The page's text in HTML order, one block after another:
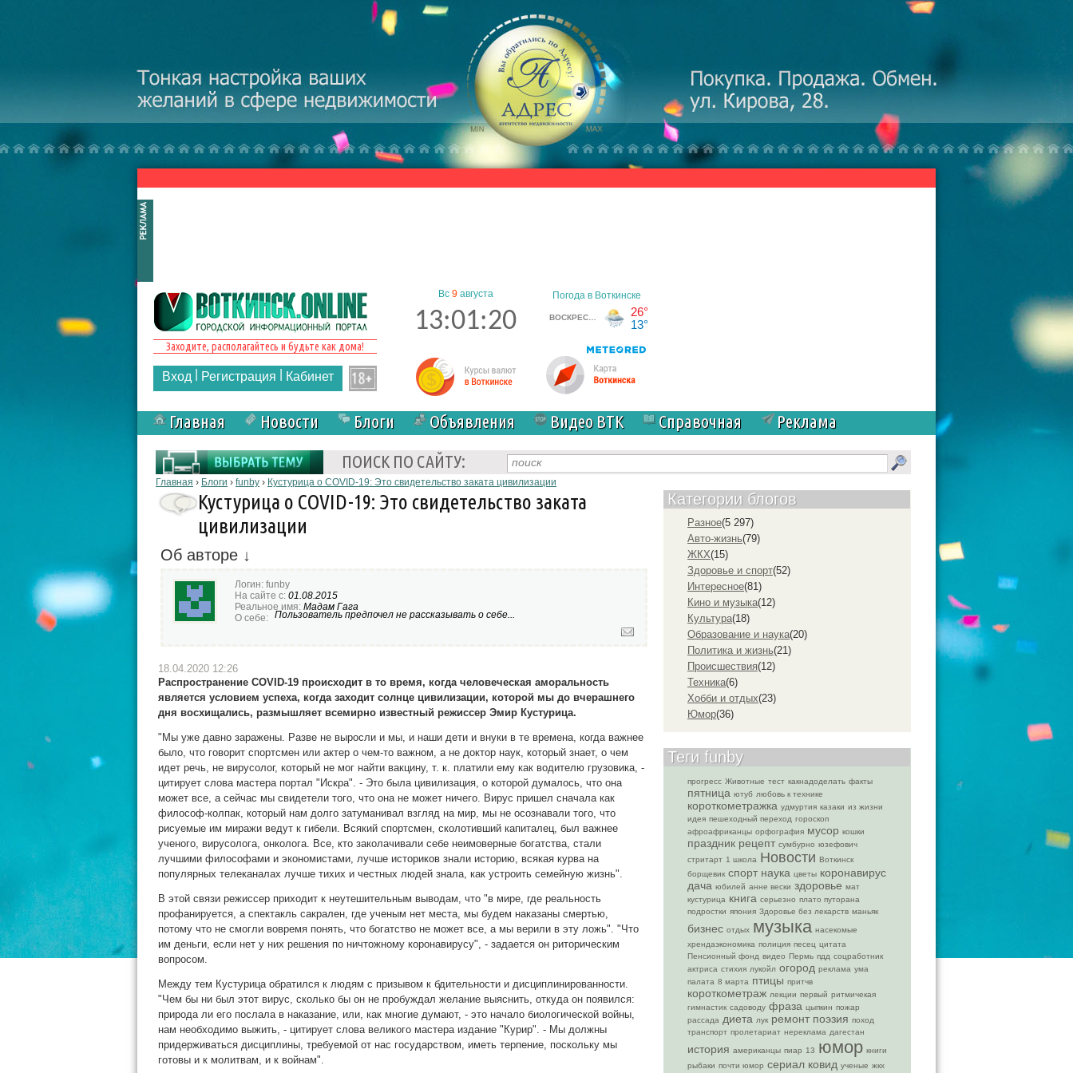
Заходите, располагайтесь и будьте как дома!
Вход Регистрация Кабинет
Вс 9августа
13:01:21
Главная Новости Блоги Объявления Видео ВТК Справочная
Реклама
ПОИСК ПО САЙТУ:
Форма поиска
Вы здесь
Главная › Блоги › funby › Кустурица о COVID-19: Это свидетельство заката цивилизации
Кустурица о COVID-19: Это свидетельство заката
цивилизации
Об авторе ↓
Логин: funby
На сайте с: 01.08.2015
Реальное имя: Мадам Гага
О себе: Пользователь предпочел не рассказывать о себе...
18.04.2020 12:26
Распространение COVID-19 происходит в то время, когда человеческая аморальность
является условием успеха, когда заходит солнце цивилизации, которой мы до вчерашнего
дня восхищались, размышляет всемирно известный режиссер Эмир Кустурица.
"Мы уже давно заражены. Разве не выросли и мы, и наши дети и внуки в те времена, когда важнее
было, что говорит спортсмен или актер о чем-то важном, а не доктор наук, который знает, о чем
идет речь, не вирусолог, который не мог найти вакцину, т. к. платили ему как водителю грузовика, -
цитирует слова мастера портал "Искра". - Это была цивилизация, о которой думалось, что она
может все, а сейчас мы свидетели того, что она не может ничего. Вирус пришел сначала как
философ-колпак, который нам долго затуманивал взгляд на мир, мы не осознавали того, что
рисуемые им миражи ведут к гибели. Всякий спортсмен, сколотивший капиталец, был важнее
ученого, вирусолога, онколога. Все, кто заколачивали себе неимоверные богатства, стали
лучшими философами и экономистами, лучше историков знали историю, всякая курва на
популярных телеканалах лучше тихих и честных людей знала, как устроить семейную жизнь".
В этой связи режиссер приходит к неутешительным выводам, что "в мире, где реальность
профанируется, а спектакль сакрален, где ученым нет места, мы будем наказаны смертью,
потому что не смогли вовремя понять, что богатство не может все, а мы верили в эту ложь". "Что
им деньги, если нет у них решения по ничтожному коронавирусу", - задается он риторическим
вопросом.
Между тем Кустурица обратился к людям с призывом к бдительности и дисциплинированности.
"Чем бы ни был этот вирус, сколько бы он не пробуждал желание выяснить, откуда он появился:
природа ли его послала в наказание, или, как многие думают, - это начало биологической войны,
нам необходимо выжить, - цитирует слова великого мастера издание "Курир". - Мы должны
придерживаться дисциплины, требуемой от нас государством, иметь терпение, поскольку мы
готовы и к молитвам, и к войнам".
Категории блогов
Разное(5 297)
Авто-жизнь(79)
ЖКХ(15)
Здоровье и спорт(52)
Интересное(81)
Кино и музыка(12)
Культура(18)
Образование и наука(20)
Политика и жизнь(21)
Проиcшествия(12)
Техника(6)
Хобби и отдых(23)
Юмор(36)
Теги funby
прогресс Животные тест какнадоделать факты
пятница ютуб любовь к технике
короткометражка удмуртия казаки из жизни
идея пешеходный переход гороскоп
афроафриканцы орфография мусор кошки
праздник рецепт сумбурно юзефович
стритарт 1 школа Новости Воткинск
борщевик спорт наука цветы коронавирус
дача юбилей анне вески здоровье мат
кустурица книга серьезно плато путорана
подростки япония Здоровье без лекарств маньяк
бизнес отдых музыка насекомые
хрендаэкономика полиция песец цитата
Пенсионный фонд видео Пермь пдд соцработник
актриса стихия лукойл огород реклама ума
палата 8 марта птицы притчв
короткометраж лекции первый ритмичекая
гимнастик садоводу фраза цыпкин пожар
рассада диета лук ремонт поэзия поход
транспорт пролетариат нереклама дагестан
история американцы пиар 13 юмор книги
рыбаки почти юмор сериал ковид ученые жкх